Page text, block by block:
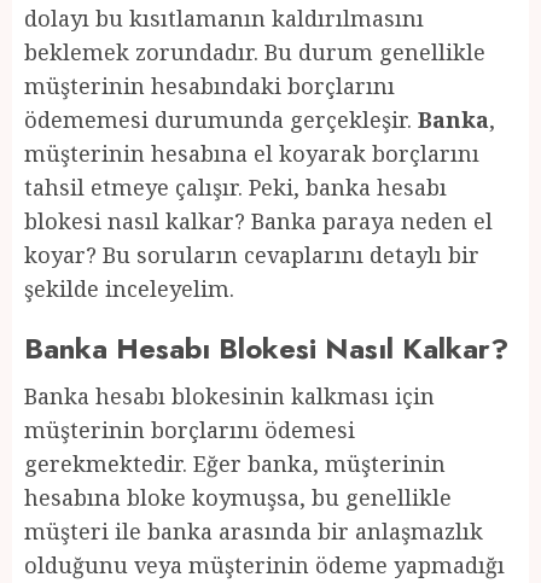
dolayı bu kısıtlamanın kaldırılmasını
beklemek zorundadır. Bu durum genellikle
müşterinin hesabındaki borçlarını
ödememesi durumunda gerçekleşir. Banka,
müşterinin hesabına el koyarak borçlarını
tahsil etmeye çalışır. Peki, banka hesabı
blokesi nasıl kalkar? Banka paraya neden el
koyar? Bu soruların cevaplarını detaylı bir
şekilde inceleyelim.
Banka Hesabı Blokesi Nasıl Kalkar?
Banka hesabı blokesinin kalkması için
müşterinin borçlarını ödemesi
gerekmektedir. Eğer banka, müşterinin
hesabına bloke koymuşsa, bu genellikle
müşteri ile banka arasında bir anlaşmazlık
olduğunu veya müşterinin ödeme yapmadığı